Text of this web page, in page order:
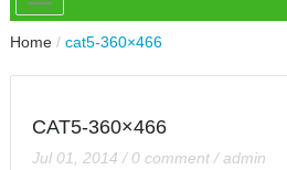
Home / cat5-360×466
CAT5-360×466
Jul 01, 2014 / 0 comment /admin